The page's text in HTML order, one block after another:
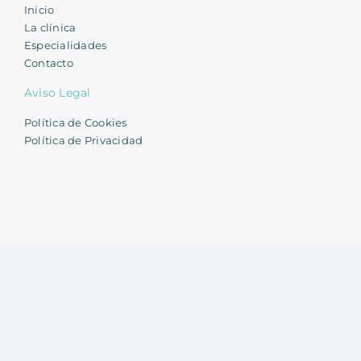
Inicio
La clínica
Especialidades
Contacto
Aviso Legal
Política de Cookies
Política de Privacidad